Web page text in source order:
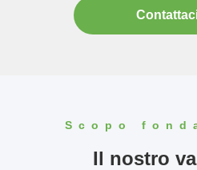
Scopo
Il nostro